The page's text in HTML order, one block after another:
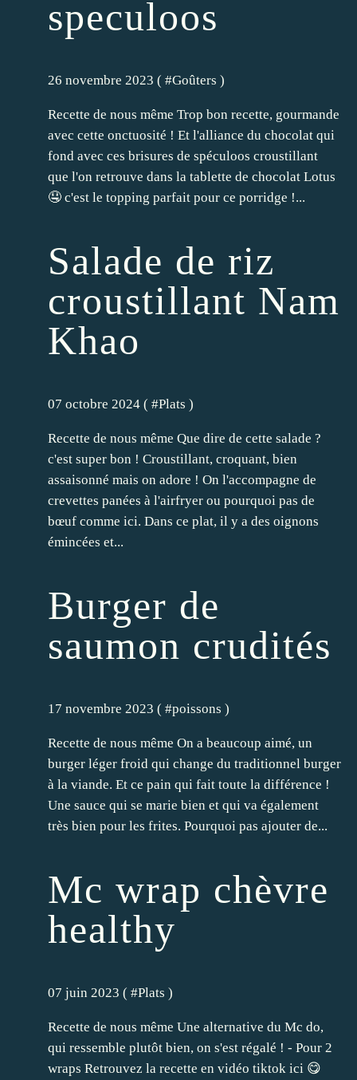
speculoos
26 novembre 2023 ( #Goûters )
Recette de nous même Trop bon recette, gourmande
avec cette onctuosité ! Et l'alliance du chocolat qui
fond avec ces brisures de spéculoos croustillant
que l'on retrouve dans la tablette de chocolat Lotus
🤤 c'est le topping parfait pour ce porridge !...
Salade de riz
croustillant Nam
Khao
07 octobre 2024 ( #Plats )
Recette de nous même Que dire de cette salade ?
c'est super bon ! Croustillant, croquant, bien
assaisonné mais on adore ! On l'accompagne de
crevettes panées à l'airfryer ou pourquoi pas de
bœuf comme ici. Dans ce plat, il y a des oignons
émincées et...
Burger de
saumon crudités
17 novembre 2023 ( #poissons )
Recette de nous même On a beaucoup aimé, un
burger léger froid qui change du traditionnel burger
à la viande. Et ce pain qui fait toute la différence !
Une sauce qui se marie bien et qui va également
très bien pour les frites. Pourquoi pas ajouter de...
Mc wrap chèvre
healthy
07 juin 2023 ( #Plats )
Recette de nous même Une alternative du Mc do,
qui ressemble plutôt bien, on s'est régalé ! - Pour 2
wraps Retrouvez la recette en vidéo tiktok ici 😋